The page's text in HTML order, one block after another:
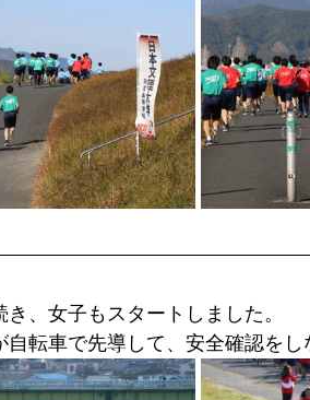
き、女子もスタートしました。
自転車で先導して、安全確認を